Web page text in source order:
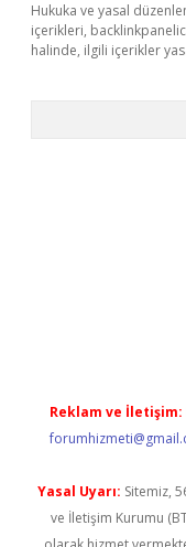
Hukuka ve yasal
içerikleri,
halinde, ilgili içerikler
Reklam ve İletişim:
Yasal Uyarı: Sitemiz,
ve İletişim Kurumu